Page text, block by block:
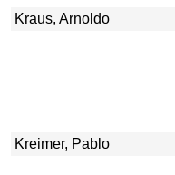
Kraus, Arnoldo
Kreimer, Pablo